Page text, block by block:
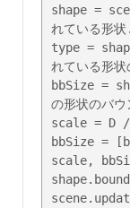
shape =
れている形状.
type =
れている形
bbSize =
の形状のバ
scale = D
bbSize =
scale,